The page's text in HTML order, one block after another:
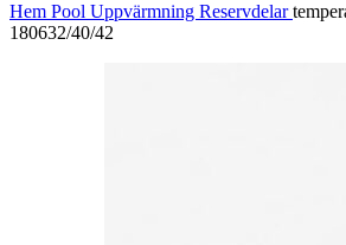
Hem Pool Uppvärmning Reservdelar
180632/40/42